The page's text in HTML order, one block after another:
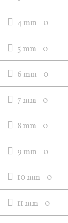
4 mm 0
5 mm 0
6 mm 0
7 mm 0
8 mm 0
9 mm 0
10 mm 0
11 mm 0